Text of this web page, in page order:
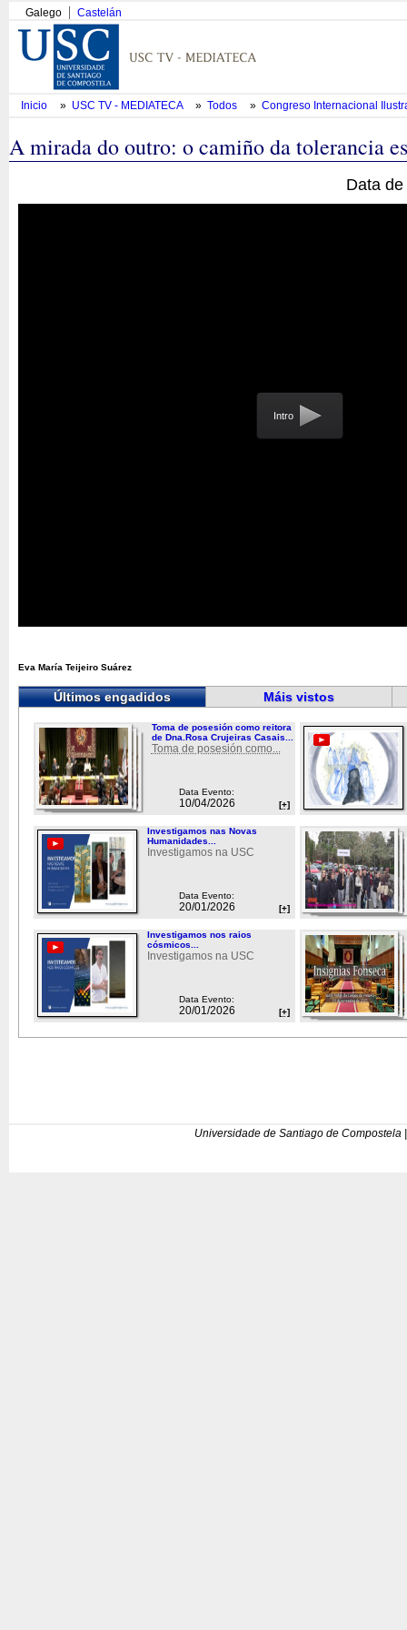
Galego Castelán
Inicio » USC TV - MEDIATECA » Todos » Congreso Internacional
A mirada do outro: o camiño da tolerancia
Data
Intro
Eva María Teijeiro Suárez
Últimos engadidos Máis vistos
Toma de posesión como reitora
de Dna.Rosa Crujeiras Casais...
Toma de posesión como...
Data Evento:
10/04/2026 [+]
Investigamos nas Novas
Humanidades...
Investigamos na USC
Data Evento:
20/01/2026 [+]
Investigamos nos raios
cósmicos...
Investigamos na USC
Data Evento:
20/01/2026 [+]
Universidade de Santiago de